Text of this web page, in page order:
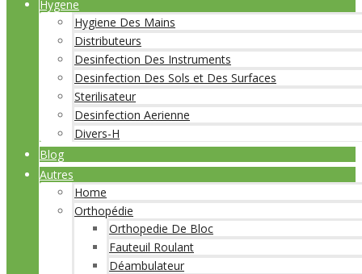
Hygene
Hygiene Des Mains
Distributeurs
Desinfection Des Instruments
Desinfection Des Sols et Des Surfaces
Sterilisateur
Desinfection Aerienne
Divers-H
Blog
Autres
Home
Orthopédie
Orthopedie De Bloc
Fauteuil Roulant
Déambulateur